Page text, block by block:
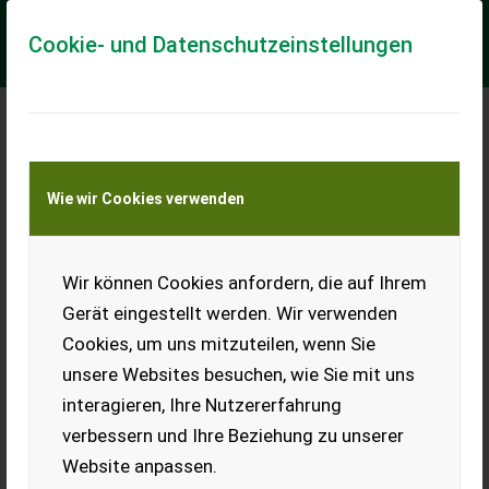
Cookie- und Datenschutzeinstellungen
Wie wir Cookies verwenden
Wir können Cookies anfordern, die auf Ihrem
Gerät eingestellt werden. Wir verwenden
Cookies, um uns mitzuteilen, wenn Sie
unsere Websites besuchen, wie Sie mit uns
interagieren, Ihre Nutzererfahrung
verbessern und Ihre Beziehung zu unserer
Website anpassen.
Meine Transportkostenanfrage
Transport von Land- und Baumaschinen –
KEINE Tiertransporte
Deutz-Fahr C 6205 TS
inkl. Biso-Varioschneidwerk 5.5 m, mit Schneidwerkswagen.
Verkauf im Kundenauftrag.
EUR 130.900